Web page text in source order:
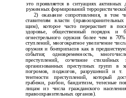
это проявляется в ситуациях
руженных формирований
2) оказание сопротивления, в том
ставителям власти
щим), которое часто перерастает в
здоровье, общественный порядок и
огнестрельного оружия более чем в
ступлений, многократное увеличение
оружия и боеприпасов как в
события; одновременность,
преступлений, сочетание стихийных
организованных преступных групп в
погромов, поджогов, разрушений и
тентности преступлений, который
грабежи, разбои, бандитизм, телесные
лицам из числа гражданского
правоохранительных органов).